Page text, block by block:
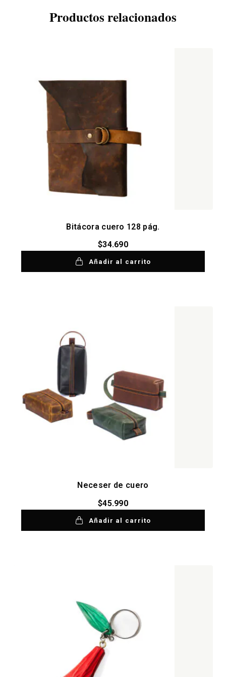
Productos relacionados
Bitácora cuero 128 pág.
$34.690
Añadir al carrito
Neceser de cuero
$45.990
Añadir al carrito